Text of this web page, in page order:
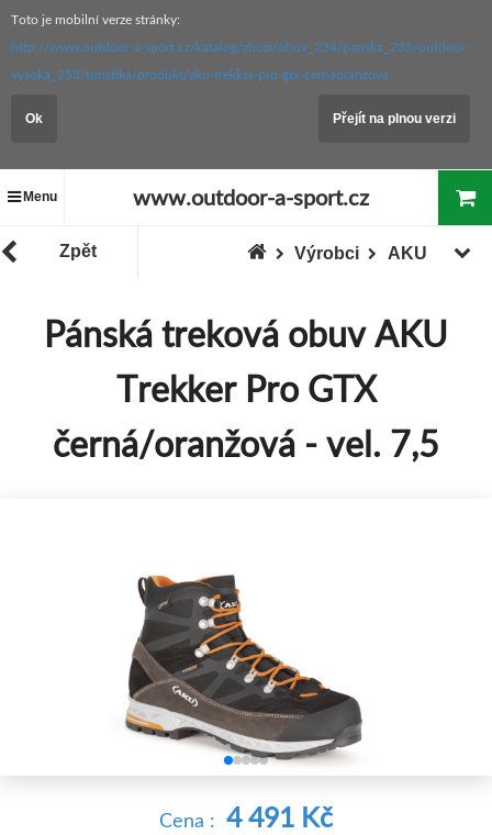
Toto je mobilní verze stránky:
http://www.outdoor-a-sport.cz/katalog/zbozi/obuv_234/panska_235/outdoor-
vysoka_253/turistika/produkt/aku-trekker-pro-gtx-cernaoranzova
Ok Přejít na plnou verzi
Menu www.outdoor-a-sport.cz
Zpět AKU
Výrobci
Pánská treková obuv AKU
Trekker Pro GTX
černá/oranžová - vel. 7,5
Cena : 4 491 Kč